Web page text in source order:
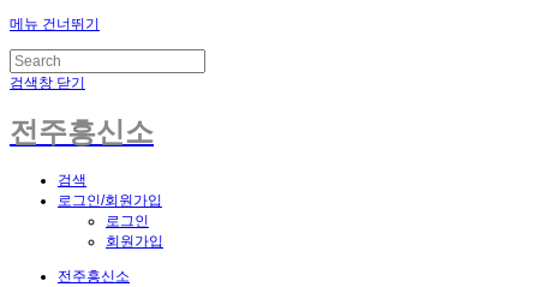
메뉴 건너뛰기
검색창 닫기
전주흥신소
검색
로그인/회원가입
로그인
회원가입
전주흥신소